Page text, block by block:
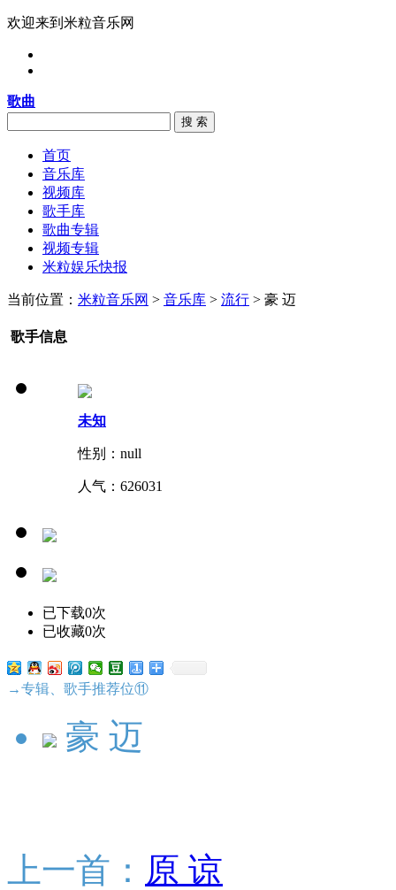
欢迎来到米粒音乐网
歌曲
搜 索
首页
音乐库
视频库
歌手库
歌曲专辑
视频专辑
米粒娱乐快报
当前位置： 米粒音乐网 > 音乐库 > 流行 > 豪 迈
歌手信息
未知
性别：null
人气： 626031
已下载0次
已收藏0次
→专辑、歌手推荐位⑪
豪 迈
上一首： 原 谅